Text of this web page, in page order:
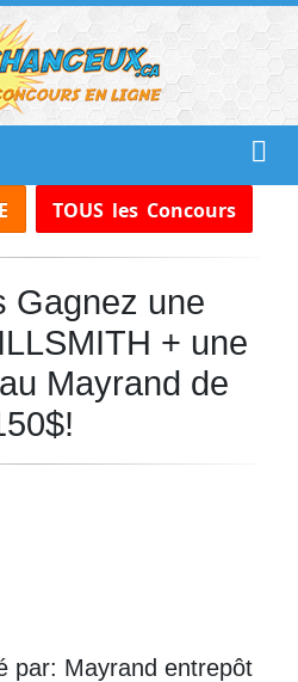
TOUS les Concours
Gagnez une
+ une
Mayrand de
par: Mayrand entrepôt